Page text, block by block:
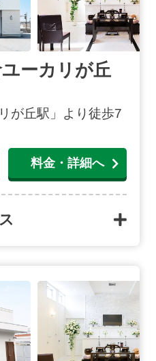
ーカリが丘
が丘駅」より徒歩7
料金・詳細へ